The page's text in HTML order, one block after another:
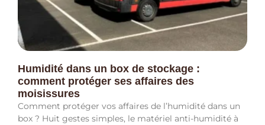
Humidité dans un box de stockage :
comment protéger ses affaires des
moisissures
Comment protéger vos affaires de l’humidité dans un
box ? Huit gestes simples, le matériel anti-humidité à